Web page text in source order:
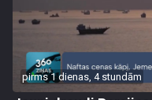
pirms 1 dienas, 4 stundām